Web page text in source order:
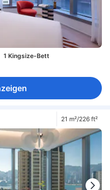
1 Kingsize-Bett
21 m²/226 ft²